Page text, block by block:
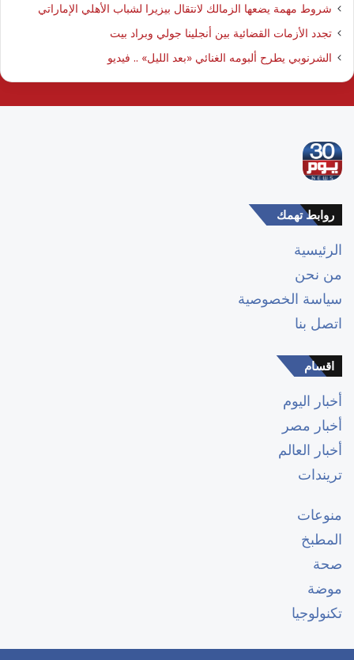
شروط مهمة يضعها الزمالك لانتقال بيزيرا لشباب الأهلي الإماراتي
تجدد الأزمات القضائية بين أنجلينا جولي وبراد بيت
الشرنوبي يطرح ألبومه الغنائي «بعد الليل» .. فيديو
روابط تهمك
الرئيسية
من نحن
سياسة الخصوصية
اتصل بنا
اقسام
أخبار اليوم
أخبار مصر
أخبار العالم
تريندات
منوعات
المطبخ
صحة
موضة
تكنولوجيا